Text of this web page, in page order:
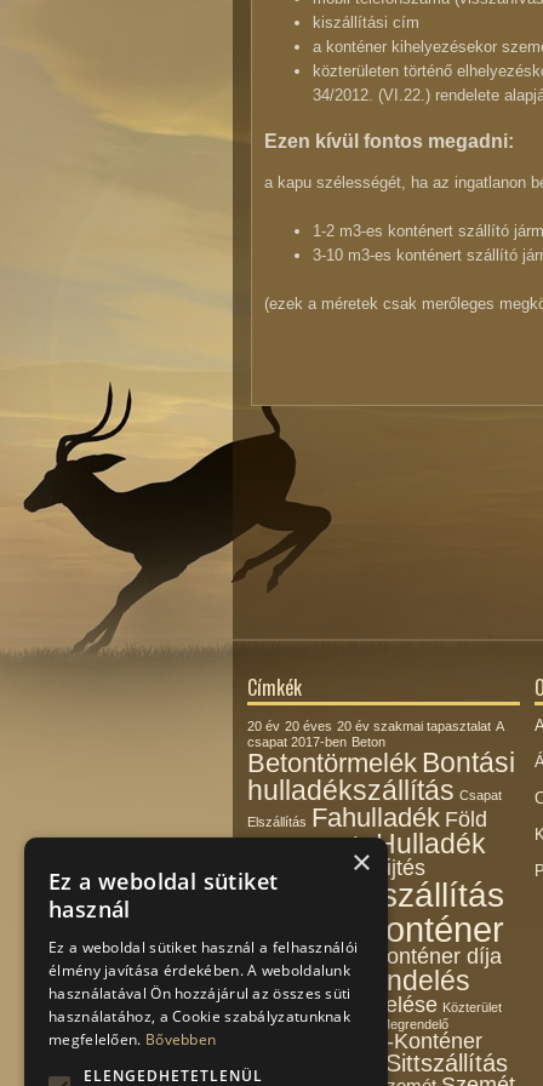
kiszállítási cím
a konténer kihelyezésekor
közterületen történő
34/2012. (VI.22.) rendelete
Ezen kívül fontos megadni:
a kapu szélességét, ha az ingatlanon
1-2 m3-es konténert szállító
3-10 m3-es konténert szállító
(ezek a méretek csak merőleges
Címkék
20 év 20 éves 20 év szakmai tapasztalat A
csapat 2017-ben Beton
Betontörmelék Bontási
hulladékszállítás Csapat
Elszállítás Fahulladék Föld
Hulladék
Hulladékbegyűjtés
Hulladékszállítás
Konténer
Konténerbérlés Konténer díja
Konténerrendelés
Konténer rendelése Közterület
Lim-lom megrendelés
Megrendelő
Pintér-Konténer
Kft.
Sittszállítás
×
Ez a weboldal sütiket
használ
Ez a weboldal sütiket használ a felhasználói
élmény javítása érdekében. A weboldalunk
használatával Ön hozzájárul az összes süti
használatához, a Cookie szabályzatunknak
megfelelően. Bővebben
ELENGEDHETETLENÜL